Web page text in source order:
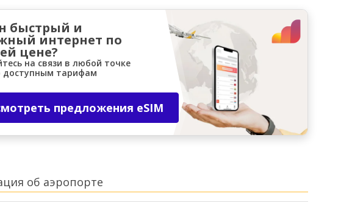
быстрый и
интернет по
цене?
на связи в любой точке
доступным тарифам
предложения eSIM
об аэропорте